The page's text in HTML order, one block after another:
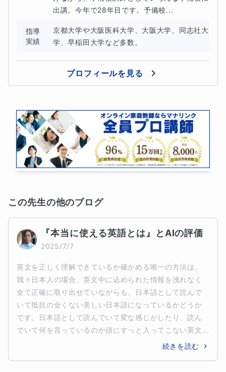
出講。今年で28年目です。予備校...
指導
実績
京都大学や大阪医科大学、大阪大学、同志社大
学、早稲田大学など多数。
プロフィールを見る
この先生の他のブログ
『本当に使える英語とは』とAIの評価
2025/7/7
英文を正しく理解できているか確かめる唯一の方法は、
我々日本人の場合、英文中に込められた情報を洩れなく
全て正確に取り出せていながらも、日本語として読んで
いて抵抗の全くない美しい日本語になっているかどうか
です。日本語として読んでいて変な感じがしたり、読ん
でいて何を言っているのか頭にすっと入ってこない英文...
続きを読む